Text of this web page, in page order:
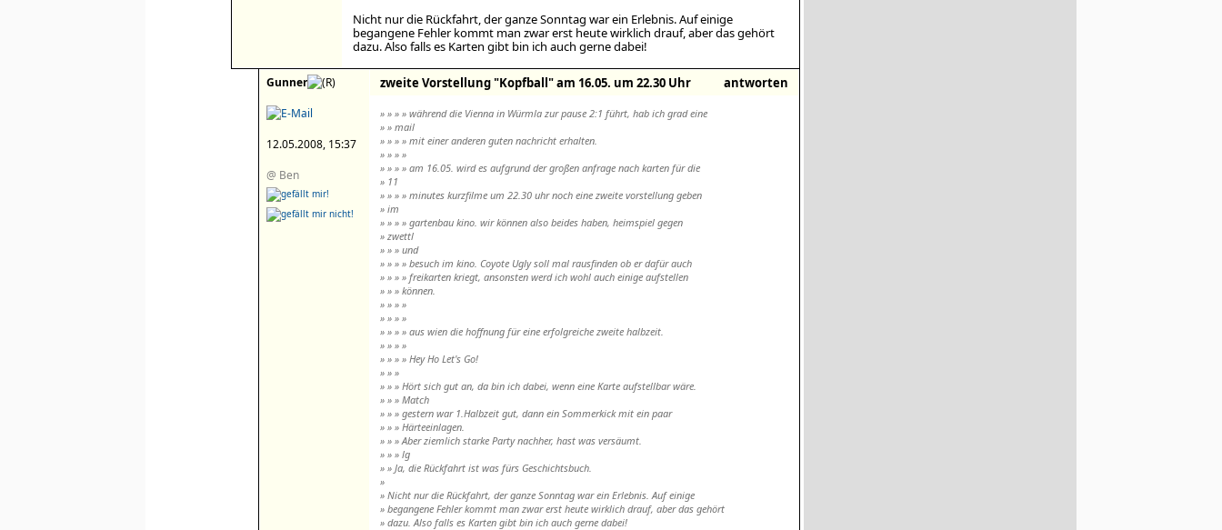
Nicht nur die Rückfahrt, der ganze Sonntag war ein Erlebnis. Auf einige
begangene Fehler kommt man zwar erst heute wirklich drauf, aber das gehört
dazu. Also falls es Karten gibt bin ich auch gerne dabei!
Gunner
12.05.2008, 15:37
@ Ben
zweite Vorstellung "Kopfball" am 16.05. um 22.30 Uhr antworten
» » » » während die Vienna in Würmla zur pause 2:1 führt, hab ich grad eine
» » mail
» » » » mit einer anderen guten nachricht erhalten.
» » » »
» » » » am 16.05. wird es aufgrund der großen anfrage nach karten für die
» 11
» » » » minutes kurzfilme um 22.30 uhr noch eine zweite vorstellung geben
» im
» » » » gartenbau kino. wir können also beides haben, heimspiel gegen
» zwettl
» » » und
» » » » besuch im kino. Coyote Ugly soll mal rausfinden ob er dafür auch
» » » » freikarten kriegt, ansonsten werd ich wohl auch einige aufstellen
» » » können.
» » » »
» » » »
» » » » aus wien die hoffnung für eine erfolgreiche zweite halbzeit.
» » » »
» » » » Hey Ho Let's Go!
» » »
» » » Hört sich gut an, da bin ich dabei, wenn eine Karte aufstellbar wäre.
» » » Match
» » » gestern war 1.Halbzeit gut, dann ein Sommerkick mit ein paar
» » » Härteeinlagen.
» » » Aber ziemlich starke Party nachher, hast was versäumt.
» » » lg
» » Ja, die Rückfahrt ist was fürs Geschichtsbuch.
»
» Nicht nur die Rückfahrt, der ganze Sonntag war ein Erlebnis. Auf einige
» begangene Fehler kommt man zwar erst heute wirklich drauf, aber das gehört
» dazu. Also falls es Karten gibt bin ich auch gerne dabei!